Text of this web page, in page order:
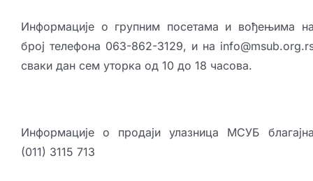
Информације о групним посетама и вођењима
број телефона 063-862-3129, и на
сваки дан сем уторка од 10 до 18 часова.
Информације о продаји улазница МСУБ
(011) 3115 713